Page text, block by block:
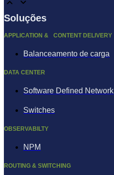
Soluções
APPLICATION & CONTENT DELIVERY
Balanceamento de carga
DATA CENTER
Software Defined Network
Switches
OBSERVABILTY
NPM
ROUTING & SWITCHING